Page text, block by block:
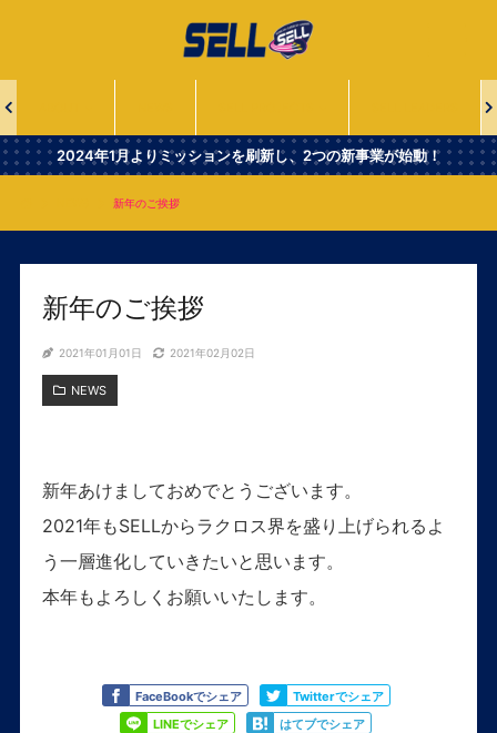
団
法
Second
Era
2024年1月よりミッションを刷新し、2つの新事業が始動！
新年のご挨拶
新年のご挨拶
2021年01月01日 2021年02月02日
NEWS
新年あけましておめでとうございます。
2021年もSELLからラクロス界を盛り上げられるよ
う一層進化していきたいと思います。
本年もよろしくお願いいたします。
FaceBookでシェア
Like Twitterでシェア
Tweet
LINEでシェア
Share はてブでシェア
Share